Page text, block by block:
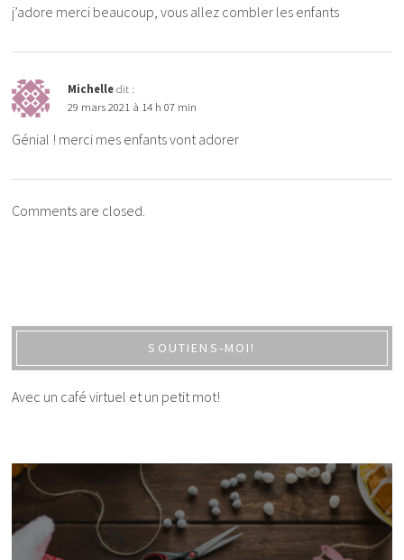
j’adore merci beaucoup, vous allez combler les enfants
Michelle dit :
29 mars 2021 à 14 h 07 min
Génial ! merci mes enfants vont adorer
Comments are closed.
SOUTIENS-MOI!
Avec un café virtuel et un petit mot!